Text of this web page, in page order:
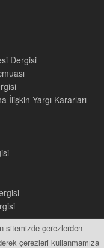
sitemizde çerezlerden
çerezleri kullanmamıza
Dergisi
İlişkin Yargı Kararları